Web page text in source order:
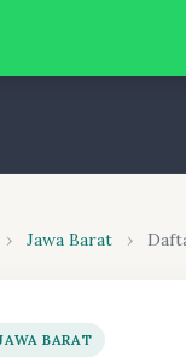
› Jawa Barat ›
BARAT